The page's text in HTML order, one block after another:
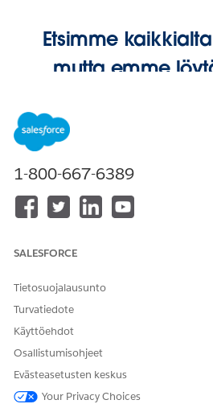
Etsimme kaikkialta
, mutta emme
1-800-667-6389
SALESFORCE
Tietosuojalausunto
Turvatiedote
Käyttöehdot
Osallistumisohjeet
Evästeasetusten keskus
Your Privacy Choices